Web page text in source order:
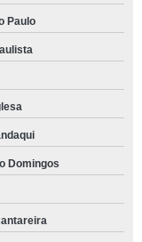
Paulo
Domingos